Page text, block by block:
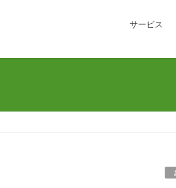
サービス